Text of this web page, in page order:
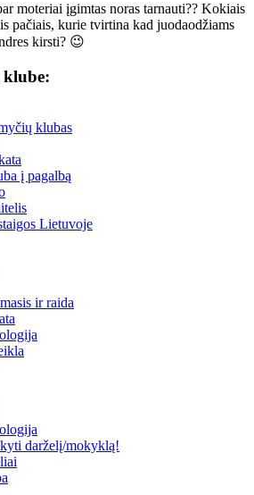
moteriai įgimtas noras tarnauti?? Kokiais
pačiais, kurie tvirtina kad juodaodžiams
kirsti? 😉
klubas
į pagalbą
Lietuvoje
ir raida
darželį/mokyklą!